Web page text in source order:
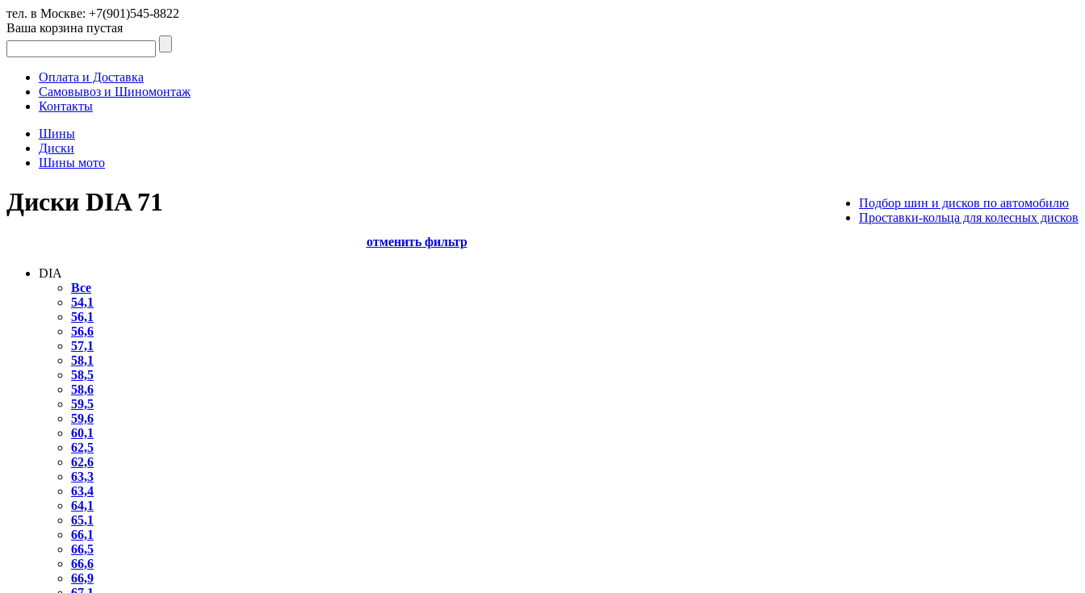
тел. в Москве: +7(901)545-8822
Ваша корзина пустая
Оплата и Доставка
Самовывоз и Шиномонтаж
Контакты
Шины
Диски
Шины мото
Подбор шин и дисков по автомобилю
Проставки-кольца для колесных дисков
Диски DIA 71
отменить фильтр
DIA
Все
54,1
56,1
56,6
57,1
58,1
58,5
58,6
59,5
59,6
60,1
62,5
62,6
63,3
63,4
64,1
65,1
66,1
66,5
66,6
66,9